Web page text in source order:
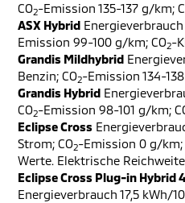
CO2-Emission 135-137 g/km;
ASX Hybrid
Emission 99-100 g/km; CO2-
Grandis Mildhybrid
Benzin; CO2-Emission 134-
Grandis Hybrid
CO2-Emission 98-101 g/km;
Eclipse Cross
Strom; CO2-Emission 0 g/km;
Werte. Elektrische
Eclipse Cross Plug-in Hybrid
Energieverbrauch 17,5 kWh/